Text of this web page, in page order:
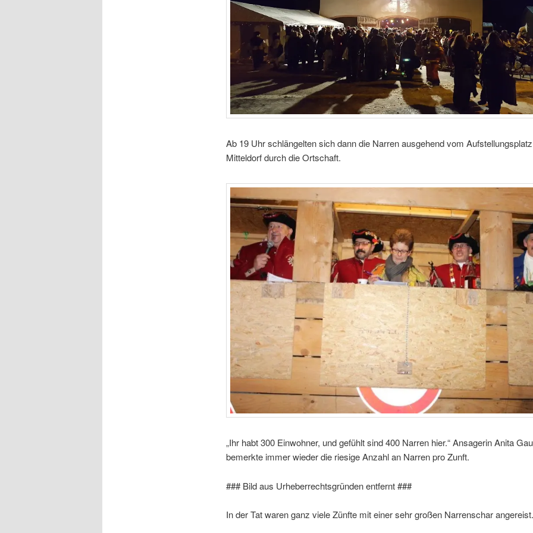
Ab 19 Uhr schlängelten sich dann die Narren ausgehend vom
Mitteldorf durch die Ortschaft.
„Ihr habt 300 Einwohner, und gefühlt sind 400 Narren hier.“ Ansagerin Anita
bemerkte immer wieder die riesige Anzahl an Narren pro Zunft.
### Bild aus Urheberrechtsgründen entfernt ###
In der Tat waren ganz viele Zünfte mit einer sehr großen Narrenschar angereist.